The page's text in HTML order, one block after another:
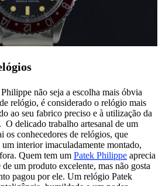
não seja a escolha mais óbvia
relógio, é considerado o relógio mais
ao seu fabrico preciso e à utilização da
O delicado trabalho artesanal de um
os conhecedores de relógios, que
interior imaculadamente montado,
Quem tem um Patek Philippe aprecia
um produto excelente, mas não gosta
pagou por ele. Um relógio Patek